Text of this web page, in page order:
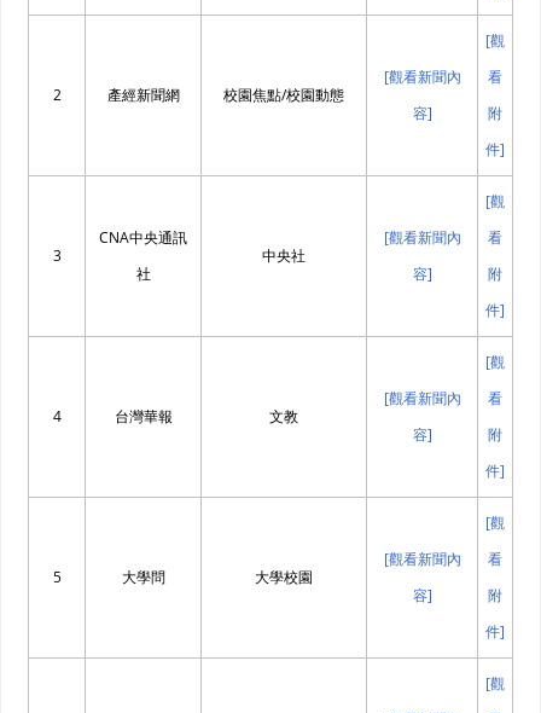
2 產經新聞網 校園焦點/校園動態
[觀看新聞內
容]
[觀
看
附
件]
3
CNA中央通訊
社
中央社
[觀看新聞內
容]
[觀
看
附
件]
4 台灣華報 文教
[觀看新聞內
容]
[觀
看
附
件]
5 大學問 大學校園
[觀看新聞內
容]
[觀
看
附
件]
[觀